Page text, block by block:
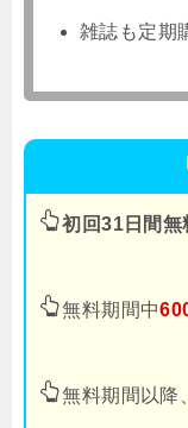
雑誌も定期
初回31日間無
無料期間中
無料期間以降、